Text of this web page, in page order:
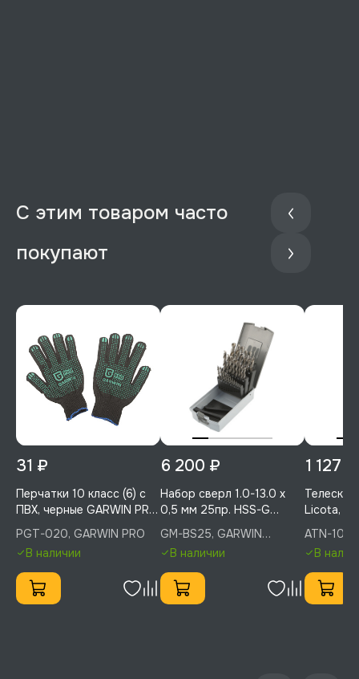
С этим товаром часто
покупают
31 ₽
Перчатки 10 класс (6) с
ПВХ, черные GARWIN PRO,
PGT-020
PGT-020, GARWIN PRO
В наличии
6 200 ₽
Набор сверл 1.0-13.0 х
0,5 мм 25пр. HSS-G
Spiralbohrer (Metall),
GARWIN INDUSTRIAL, GM-
BS25
GM-BS25, GARWIN
INDUSTRIAL
В наличии
1 127 ₽
Licota,
ATN-
В